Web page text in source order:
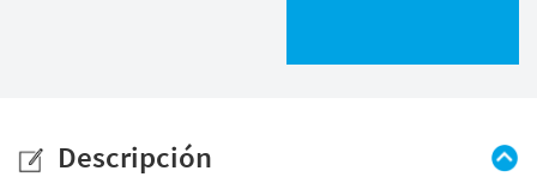
Descripción